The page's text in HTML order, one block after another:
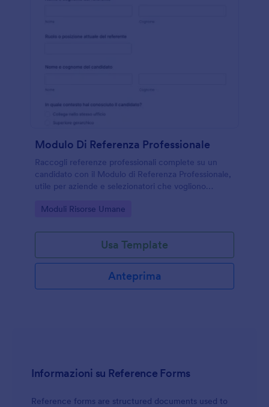
Modulo Di Referenza Professionale
Raccogli referenze professionali complete su un
candidato con il Modulo di Referenza Professionale,
utile per aziende e selezionatori che vogliono
modulo in modo ordinato con Jotform.
Go to Category:
Moduli Risorse Umane
Usa Template
Anteprima
Informazioni su Reference Forms
Reference forms are structured documents used to